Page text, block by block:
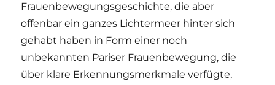
Frauenbewegungsgeschichte, die aber
offenbar ein ganzes Lichtermeer hinter sich
gehabt haben in Form einer noch
unbekannten Pariser Frauenbewegung, die
über klare Erkennungsmerkmale verfügte,